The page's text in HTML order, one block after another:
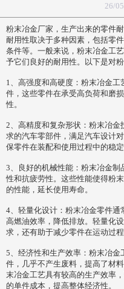
26/
粉末冶金厂家，生产出来的零件
耐用性取决于多种因素，包括零
条件等。一般来说，粉末冶金工
予它们良好的耐用性。以下是对
1、高强度和高硬度：粉末冶金
件，这些零件在承受高负荷和磨
性。
2、高精度和复杂形状：粉末冶
求的汽车零部件，满足汽车设计
保零件在装配和使用过程中的稳
3、良好的机械性能：粉末冶金
性和抗疲劳性。这些性能使得粉
的性能，延长使用寿命。
4、轻量化设计：粉末冶金零件
高燃油效率，降低排放。轻量化
求，还有助于减少零件在运动过
5、经济性和生产效率：粉末冶
件，几乎不产生废料，提高了材
末冶金工艺具有较高的生产效率
的单件成本，提高整体经济性。